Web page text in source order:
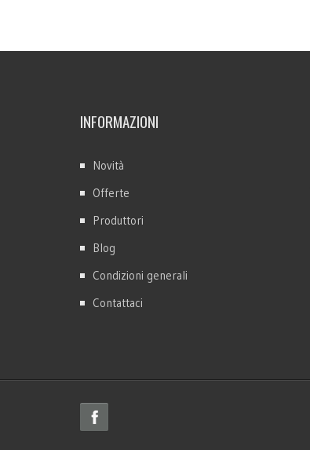
INFORMAZIONI
Novità
Offerte
Produttori
Blog
Condizioni generali
Contattaci